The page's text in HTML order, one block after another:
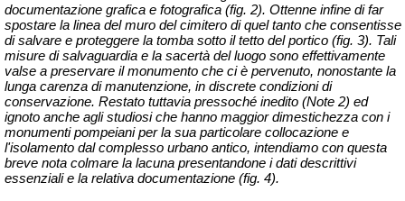
documentazione grafica e fotografica (fig. 2). Ottenne infine di far
spostare la linea del muro del cimitero di quel tanto che consentisse
di salvare e proteggere la tomba sotto il tetto del portico (fig. 3). Tali
misure di salvaguardia e la sacertà del luogo sono effettivamente
valse a preservare il monumento che ci è pervenuto, nonostante la
lunga carenza di manutenzione, in discrete condizioni di
conservazione. Restato tuttavia pressoché inedito (Note 2) ed
ignoto anche agli studiosi che hanno maggior dimestichezza con i
monumenti pompeiani per la sua particolare collocazione e
l'isolamento dal complesso urbano antico, intendiamo con questa
breve nota colmare la lacuna presentandone i dati descrittivi
essenziali e la relativa documentazione (fig. 4).